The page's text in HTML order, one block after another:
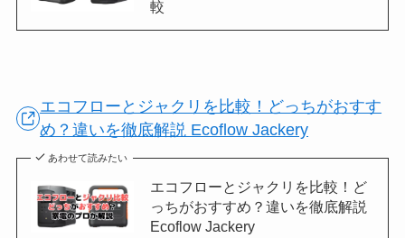
較
エコフローとジャクリを比較！どっちがおすす
め？違いを徹底解説 Ecoflow Jackery
あわせて読みたい
エコフローとジャクリを比較！ど
っちがおすすめ？違いを徹底解説
Ecoflow Jackery